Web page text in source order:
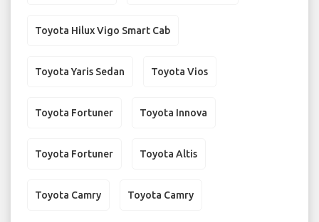
Toyota Hilux Vigo Smart Cab
Toyota Yaris Sedan Toyota Vios
Toyota Fortuner Toyota Innova
Toyota Fortuner Toyota Altis
Toyota Camry Toyota Camry